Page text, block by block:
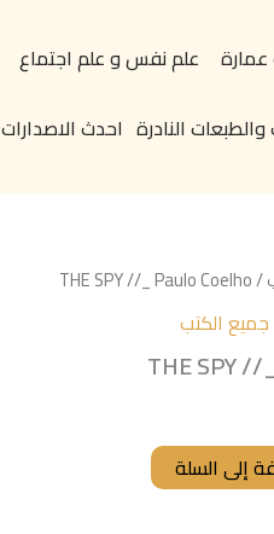
علم نفس و علم اجتماع
النادرة احدث الاصدارات
/ THE SPY //_ Paulo Coelho
جميع الكتب
THE SPY //
إلى السلة